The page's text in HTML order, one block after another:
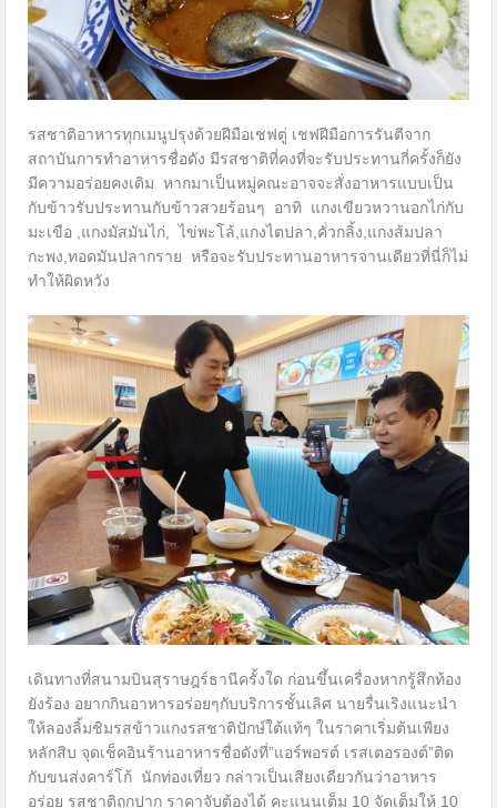
รสชาติอาหารทุกเมนูปรุงด้วยฝีมือเชฟตู่ เชฟฝีมือการรันตีจาก
สถาบันการทำอาหารชื่อดัง มีรสชาติที่คงที่จะรับประทานกี่ครั้งก็ยัง
มีความอร่อยคงเดิม หากมาเป็นหมู่คณะอาจจะสั่งอาหารแบบเป็น
กับข้าวรับประทานกับข้าวสวยร้อนๆ อาทิ แกงเขียวหวานอกไก่กับ
มะเขือ ,แกงมัสมันไก่, ไข่พะโล้,แกงไตปลา,คั่วกลิ้ง,แกงส้มปลา
กะพง,ทอดมันปลากราย หรือจะรับประทานอาหารจานเดียวที่นี่ก็ไม่
ทำให้ผิดหวัง
เดินทางที่สนามบินสุราษฎร์ธานีครั้งใด ก่อนขึ้นเครื่องหากรู้สึกท้อง
ยังร้อง อยากกินอาหารอร่อยๆกับบริการชั้นเลิศ นายรื่นเริงแนะนำ
ให้ลองลิ้มชิมรสข้าวแกงรสชาติปักษ์ใต้แท้ๆ ในราคาเริ่มต้นเพียง
หลักสิบ จุดเช็คอินร้านอาหารชื่อดังที่”แอร์พอรต์ เรสเตอรองต์”ติด
กับขนส่งคาร์โก้ นักท่องเที่ยว กล่าวเป็นเสียงเดียวกันว่าอาหาร
อร่อย รสชาติถูกปาก ราคาจับต้องได้ คะแนนเต็ม 10 จัดเต็มให้ 10